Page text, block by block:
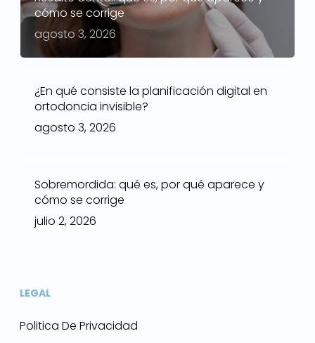
cómo se corrige
agosto 3, 2026
¿En qué consiste la planificación digital en
ortodoncia invisible?
agosto 3, 2026
Sobremordida: qué es, por qué aparece y
cómo se corrige
julio 2, 2026
LEGAL
Politica De Privacidad